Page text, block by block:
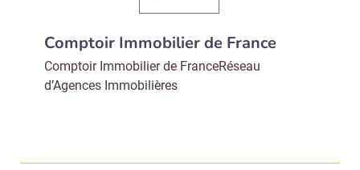
Comptoir Immobilier de France
Comptoir Immobilier de FranceRéseau
d’Agences Immobilières